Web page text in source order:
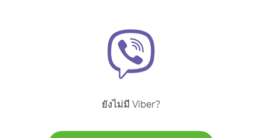
ยังไม่มี Viber?